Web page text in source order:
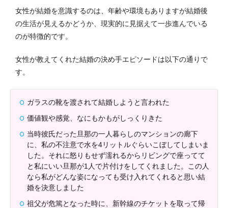
女性が結婚を意識するのは、年齢や環境もありますが結婚後
の生活が見えるかどうか、現実的に見据えて一歩進んでいる
のが特徴的です。
女性が教えてくれた結婚の決め手エピソードは以下の通りで
す。
ガラスの靴を渡されて結婚しようと言われた
価値観や感覚、なにもかもがしっくりきた
当時彼氏だった旦那の一人暮らしのマンションの廊下
に、私の不注意で水を4リットルぐらいこぼしてしまいま
した。それに怒りもせず濡れるからリビングで座ってて
と私にいい旦那が1人で片付けをしてくれました。この人
なら私がどんな姿になっても受け入れてくれると思い結
婚を決意しました
祖父が危篤となった時に、新幹線のチケットを取って帰